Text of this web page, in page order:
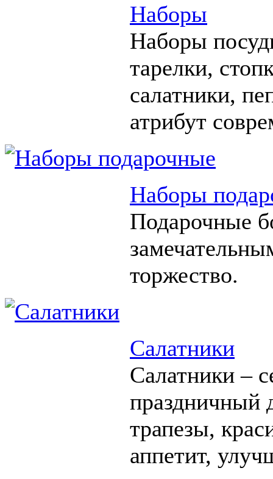
Наборы
Наборы
тарелки,
салатники,
атрибут
Наборы
Подарочные
торжество.
Салатники
Салатники –
праздничный
трапезы,
аппетит,